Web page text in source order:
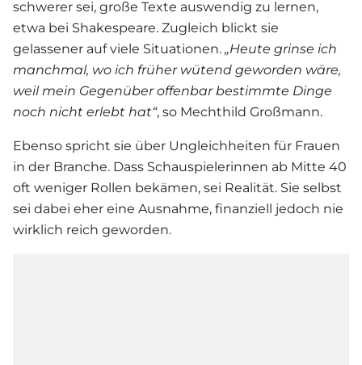
schwerer sei, große Texte auswendig zu lernen,
etwa bei Shakespeare. Zugleich blickt sie
gelassener auf viele Situationen. „Heute grinse ich
manchmal, wo ich früher wütend geworden wäre,
weil mein Gegenüber offenbar bestimmte Dinge
noch nicht erlebt hat“, so Mechthild Großmann.
Ebenso spricht sie über Ungleichheiten für Frauen
in der Branche. Dass Schauspielerinnen ab Mitte 40
oft weniger Rollen bekämen, sei Realität. Sie selbst
sei dabei eher eine Ausnahme, finanziell jedoch nie
wirklich reich geworden.